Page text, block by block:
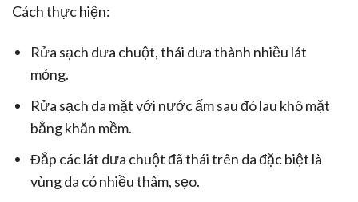
Cách thực hiện:
Rửa sạch dưa chuột, thái dưa thành nhiều lát
mỏng.
Rửa sạch da mặt với nước ấm sau đó lau khô mặt
bằng khăn mềm.
Đắp các lát dưa chuột đã thái trên da đặc biệt là
vùng da có nhiều thâm, sẹo.